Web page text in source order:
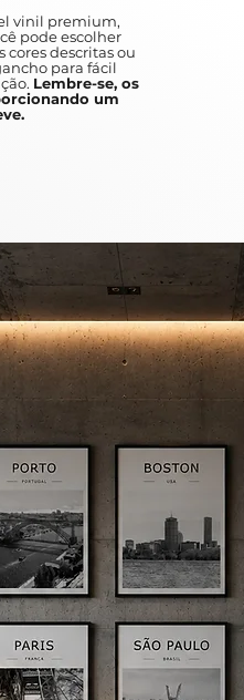
vinil premium,
pode escolher
descritas ou
para fácil
Lembre-se, os
um